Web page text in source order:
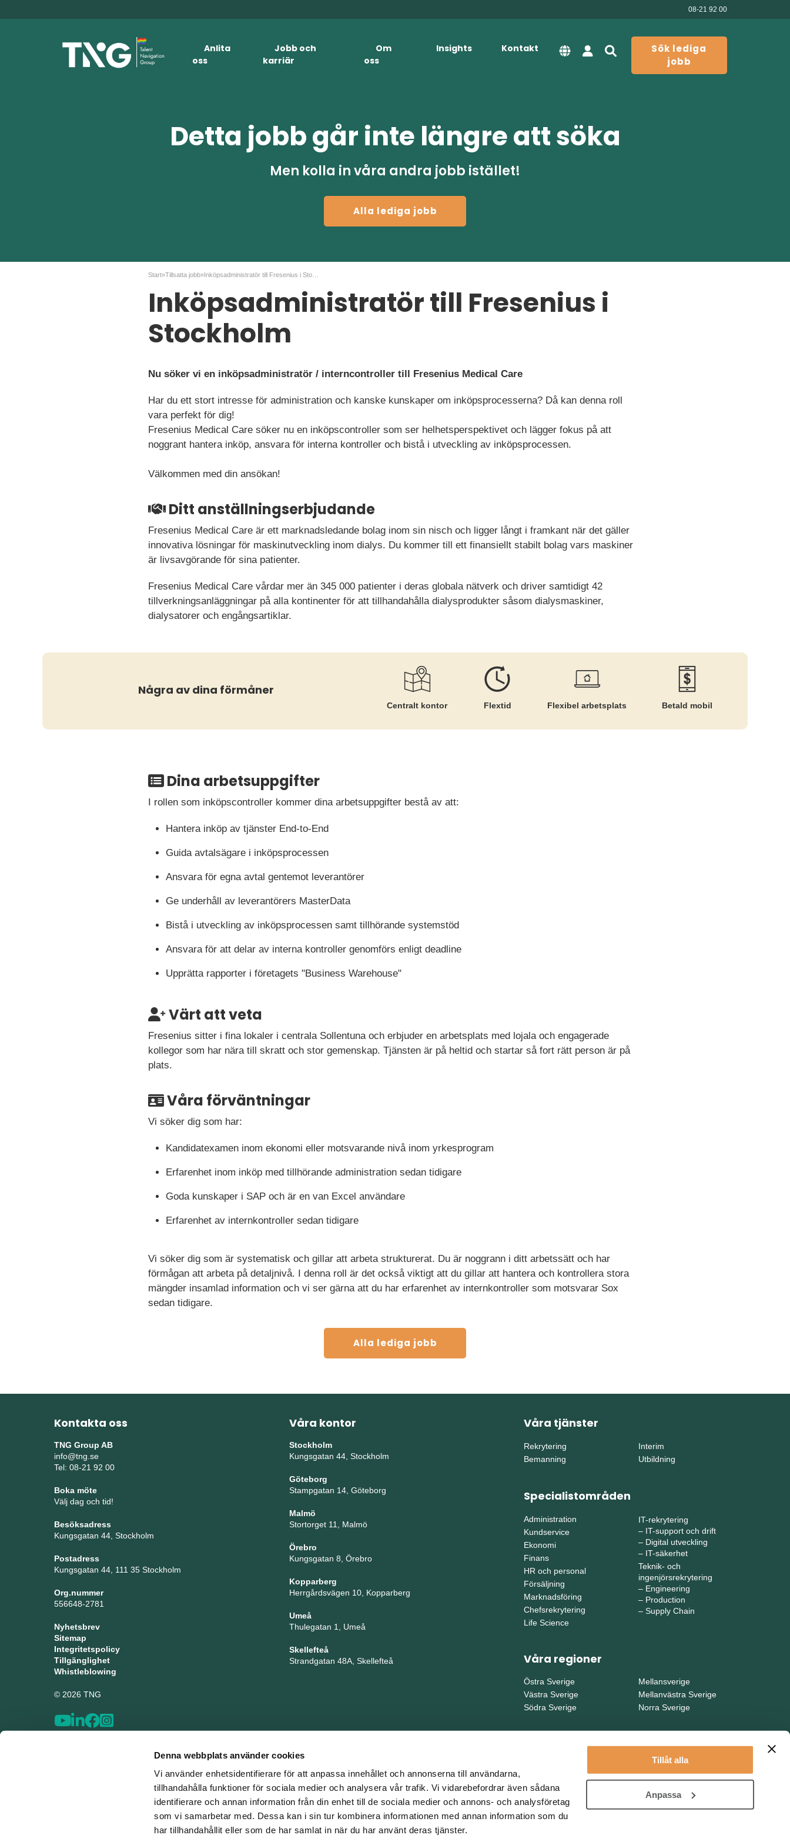
Denna webbplats använder cookies
Vi använder enhetsidentifierare för att anpassa innehållet och annonserna till användarna,
tillhandahålla funktioner för sociala medier och analysera vår trafik. Vi vidarebefordrar även sådana
identifierare och annan information från din enhet till de sociala medier och annons- och analysföretag
som vi samarbetar med. Dessa kan i sin tur kombinera informationen med annan information som du
har tillhandahållit eller som de har samlat in när du har använt deras tjänster.
Tillåt alla
Anpassa
08-21 92 00
Anlita
oss
Jobb och
karriär
Om
oss
Insights Kontakt
Sök lediga
jobb
Detta jobb går inte längre att söka
Men kolla in våra andra jobb istället!
Alla lediga jobb
Start»Tillsatta jobb»
Inköpsadministratör till Fresenius i
Stockholm
Nu söker vi en inköpsadministratör / interncontroller till Fresenius Medical Care
Har du ett stort intresse för administration och kanske kunskaper om inköpsprocesserna? Då kan denna roll
vara perfekt för dig!
Fresenius Medical Care söker nu en inköpscontroller som ser helhetsperspektivet och lägger fokus på att
noggrant hantera inköp, ansvara för interna kontroller och bistå i utveckling av inköpsprocessen.
Välkommen med din ansökan!
Ditt anställningserbjudande
Fresenius Medical Care är ett marknadsledande bolag inom sin nisch och ligger långt i framkant när det gäller
innovativa lösningar för maskinutveckling inom dialys. Du kommer till ett finansiellt stabilt bolag vars maskiner
är livsavgörande för sina patienter.
Fresenius Medical Care vårdar mer än 345 000 patienter i deras globala nätverk och driver samtidigt 42
tillverkningsanläggningar på alla kontinenter för att tillhandahålla dialysprodukter såsom dialysmaskiner,
dialysatorer och engångsartiklar.
Några av dina förmåner
Centralt kontor Flextid Flexibel arbetsplats Betald mobil
Dina arbetsuppgifter
I rollen som inköpscontroller kommer dina arbetsuppgifter bestå av att:
Hantera inköp av tjänster End-to-End
Guida avtalsägare i inköpsprocessen
Ansvara för egna avtal gentemot leverantörer
Ge underhåll av leverantörers MasterData
Bistå i utveckling av inköpsprocessen samt tillhörande systemstöd
Ansvara för att delar av interna kontroller genomförs enligt deadline
Upprätta rapporter i företagets "Business Warehouse"
Värt att veta
Fresenius sitter i fina lokaler i centrala Sollentuna och erbjuder en arbetsplats med lojala och engagerade
kollegor som har nära till skratt och stor gemenskap. Tjänsten är på heltid och startar så fort rätt person är på
plats.
Våra förväntningar
Vi söker dig som har:
Kandidatexamen inom ekonomi eller motsvarande nivå inom yrkesprogram
Erfarenhet inom inköp med tillhörande administration sedan tidigare
Goda kunskaper i SAP och är en van Excel användare
Erfarenhet av internkontroller sedan tidigare
Vi söker dig som är systematisk och gillar att arbeta strukturerat. Du är noggrann i ditt arbetssätt och har
förmågan att arbeta på detaljnivå. I denna roll är det också viktigt att du gillar att hantera och kontrollera stora
mängder insamlad information och vi ser gärna att du har erfarenhet av internkontroller som motsvarar Sox
sedan tidigare.
Alla lediga jobb
Kontakta oss
TNG Group AB
info@tng.se
Tel: 08-21 92 00
Boka möte
Välj dag och tid!
Besöksadress
Kungsgatan 44, Stockholm
Postadress
Kungsgatan 44, 111 35 Stockholm
Org.nummer
556648-2781
Nyhetsbrev
Sitemap
Integritetspolicy
Tillgänglighet
Whistleblowing
© 2026 TNG
Våra kontor
Stockholm
Kungsgatan 44, Stockholm
Göteborg
Stampgatan 14, Göteborg
Malmö
Stortorget 11, Malmö
Örebro
Kungsgatan 8, Örebro
Kopparberg
Herrgårdsvägen 10, Kopparberg
Umeå
Thulegatan 1, Umeå
Skellefteå
Strandgatan 48A, Skellefteå
Våra tjänster
Rekrytering
Bemanning
Interim
Utbildning
Specialistområden
Administration
Kundservice
Ekonomi
Finans
HR och personal
Försäljning
Marknadsföring
Chefsrekrytering
Life Science
IT-rekrytering
– IT-support och drift
– Digital utveckling
– IT-säkerhet
Teknik- och
ingenjörsrekrytering
– Engineering
– Production
– Supply Chain
Våra regioner
Östra Sverige
Västra Sverige
Södra Sverige
Mellansverige
Mellanvästra Sverige
Norra Sverige
TNG är en del i företagsgruppen Key People Group